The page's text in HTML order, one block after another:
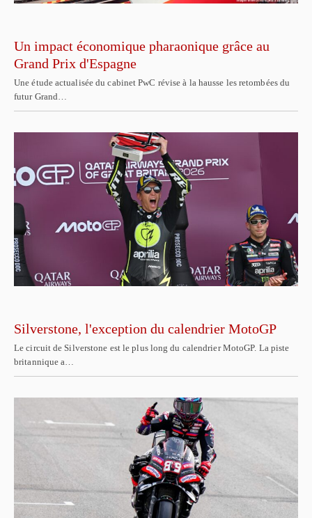
Un impact économique pharaonique grâce au
Grand Prix d'Espagne
Une étude actualisée du cabinet PwC révise à la hausse les retombées du
futur Grand…
Silverstone, l'exception du calendrier MotoGP
Le circuit de Silverstone est le plus long du calendrier MotoGP. La piste
britannique a…